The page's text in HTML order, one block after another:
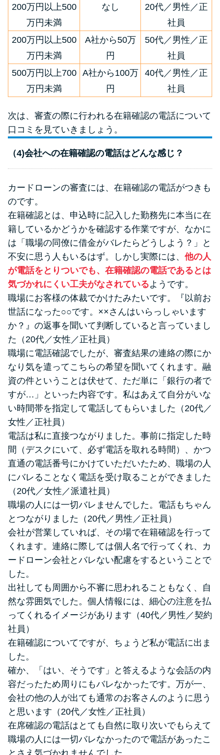
200万円以上500
万円未満
なし
20代／男性／正
社員
200万円以上500
万円未満
A社から50万
円
50代／男性／正
社員
500万円以上700
万円未満
A社から100万
円
40代／男性／正
社員
次は、審査の際に行われる在籍確認の電話について
口コミを見ていきましょう。
（4)会社への在籍確認の電話はどんな感じ？
カードローンの審査には、在籍確認の電話がつきも
のです。
在籍確認とは、申込時に記入した勤務先に本当に在
籍しているかどうかを確認する作業ですが、なかに
は「職場の同僚に借金がバレたらどうしよう？」と
不安に思う人もいるはず。しかし実際には、 他の人
が電話をとりついでも、在籍確認の電話であるとは
気づかれにくい工夫がなされているようです。
職場にお客様の体裁でかけたみたいです。『以前お
世話になった○○です。××さんはいらっしゃいます
か？』の返事を聞いて判断していると言っていまし
た（20代／女性／正社員）
職場に電話確認でしたが、審査結果の連絡の際にか
なり気を遣ってこちらの希望を聞いてくれます。融
資の件ということは伏せて、ただ単に「銀行の者で
すが…」といった内容です。私はあえて自分がいな
い時間帯を指定して電話してもらいました（20代／
女性／正社員）
電話は私に直接つながりました。事前に指定した時
間（デスクにいて、必ず電話を取れる時間）、かつ
直通の電話番号にかけていただいたため、職場の人
にバレることなく電話を受け取ることができました
（20代／女性／派遣社員）
職場の人には一切バレませんでした。電話もちゃん
とつながりました（20代／男性／正社員）
会社が営業していれば、その場で在籍確認を行って
くれます。連絡に際しては個人名で行ってくれ、カ
ードローン会社とバレない配慮をするということで
した。
出社しても周囲から不審に思われることもなく、自
然な雰囲気でした。個人情報には、細心の注意を払
ってくれるイメージがあります（40代／男性／契約
社員）
在籍確認についてですが、ちょうど私が電話に出ま
した。
確か、「はい、そうです」と答えるような会話の内
容だったため周りにもバレなかったです。万が一、
会社の他の人が出ても通常のお客さんのように思う
と思います（20代／女性／正社員）
在席確認の電話はとても自然に取り次いでもらえて
職場の人には一切バレなかったので電話があったこ
とさえ気づかれませんでした。